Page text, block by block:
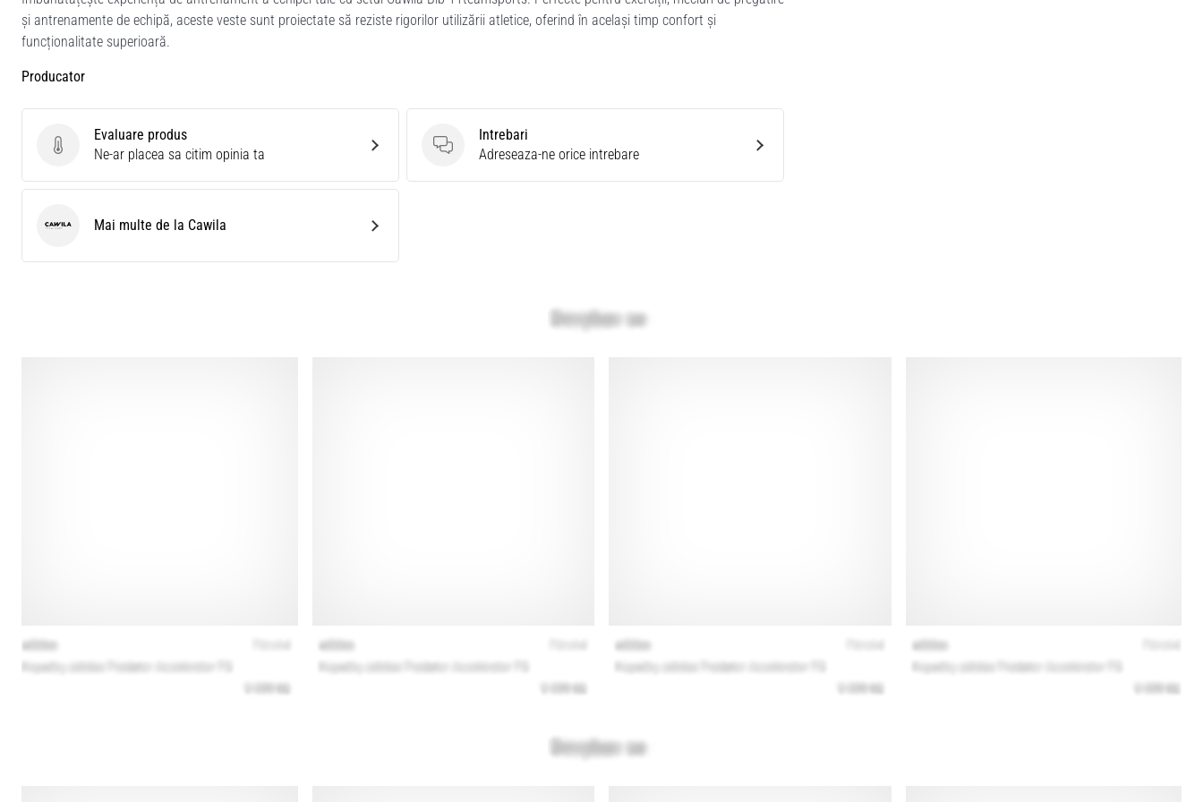
și antrenamente de echipă, aceste veste sunt proiectate să reziste rigorilor utilizării atletice, oferind în același timp confort și
funcționalitate superioară.
Producator
Evaluare produs
Evaluare produs
Ne-ar placea sa citim opinia ta
Intrebari
Intrebari
Adreseaza-ne orice intrebare
Cawila Mai multe de la Cawila